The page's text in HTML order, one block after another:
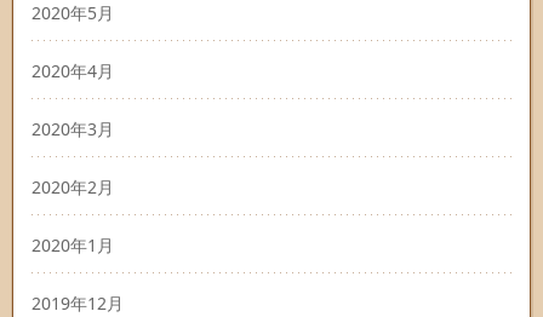
2020年5月
2020年4月
2020年3月
2020年2月
2020年1月
2019年12月